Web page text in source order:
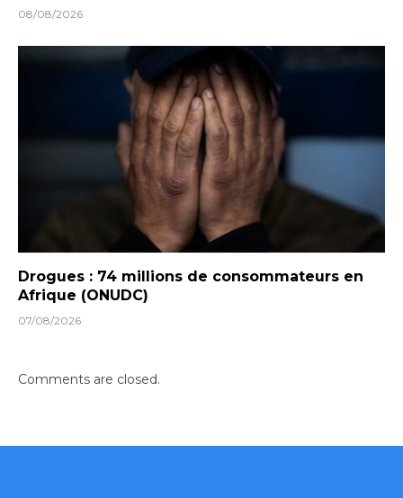
08/08/2026
Drogues : 74 millions de consommateurs en
Afrique (ONUDC)
07/08/2026
Comments are closed.